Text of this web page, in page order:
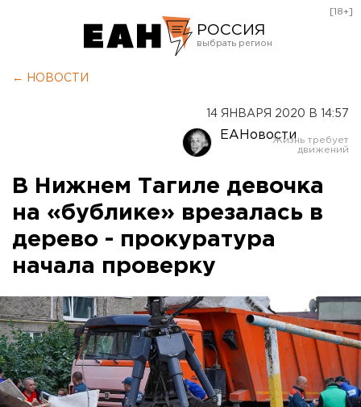
РОССИЯ
Оренбург
[18+]
← НОВОСТИ
14 ЯНВАРЯ 2020 В 14:57
ЕАНовости
В Нижнем Тагиле девочка
на «бублике» врезалась в
дерево - прокуратура
начала проверку